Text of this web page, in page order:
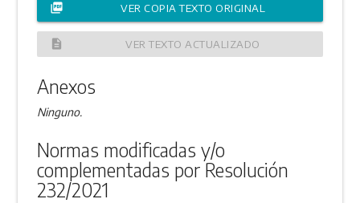
picture_as_pdf VER COPIA TEXTO ORIGINAL
description VER TEXTO ACTUALIZADO
Anexos
Ninguno.
Normas modificadas y/o
complementadas por Resolución
232/2021